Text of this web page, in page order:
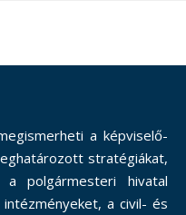
a képviselő-
stratégiákat,
polgármesteri hivatal
a civil- és